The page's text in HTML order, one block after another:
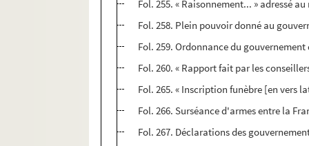
Fol. 255. « Raisonnement... » adressé
Fol. 258. Plein pouvoir donné au
Fol. 259. Ordonnance du
Fol. 260. « Rapport fait par les
Fol. 265. « Inscription funèbre [en vers
Fol. 266. Surséance d'armes entre la
Fol. 267. Déclarations des